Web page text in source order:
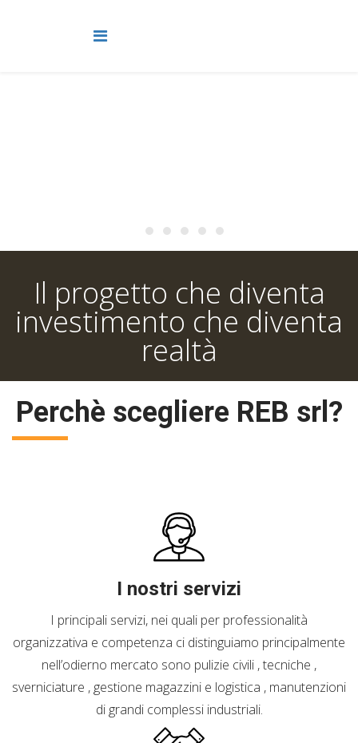
Il progetto che diventa
investimento che diventa
realtà
Perchè scegliere REB srl?
I nostri servizi
I principali servizi, nei quali per professionalità
organizzativa e competenza ci distinguiamo principalmente
nell’odierno mercato sono pulizie civili , tecniche ,
sverniciature , gestione magazzini e logistica , manutenzioni
di grandi complessi industriali.